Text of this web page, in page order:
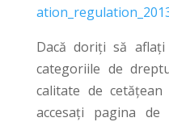
Dacă doriți să
categoriile de
calitate de
accesați pagina